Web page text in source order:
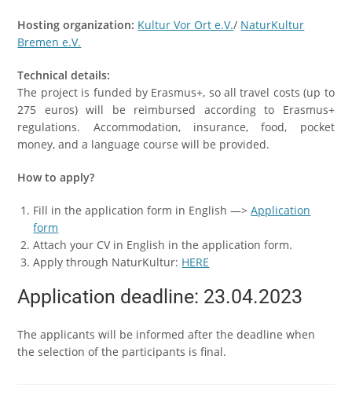
Hosting organization: Kultur Vor Ort e.V./ NaturKultur
Bremen e.V.
Technical details:
The project is funded by Erasmus+, so all travel costs (up to
275 euros) will be reimbursed according to Erasmus+
regulations. Accommodation, insurance, food, pocket
money, and a language course will be provided.
How to apply?
Fill in the application form in English —>Application
form
Attach your CV in English in the application form.
Apply through NaturKultur: HERE
Application deadline: 23.04.2023
The applicants will be informed after the deadline when
the selection of the participants is final.